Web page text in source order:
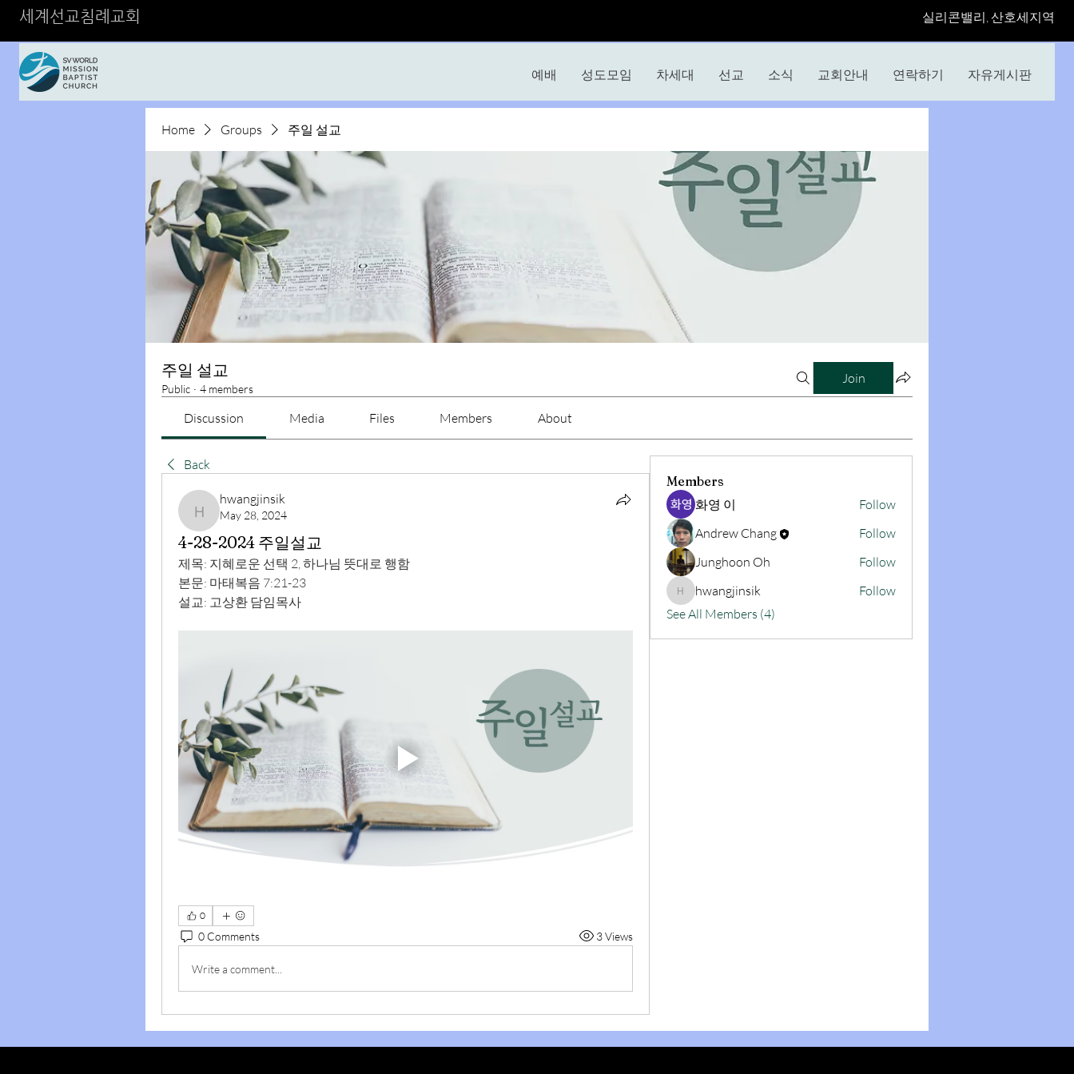
세계선교침례교회 ​실리콘밸리, 산호세지역
예배 성도모임 차세대 선교 소식 교회안내 연락하기 자유게시판
Home Groups 주일 설교
주일 설교
Public · 4 members
Join
Discussion Media Files Members About
Back
hwangjinsik
hwangjinsik
May 28, 2024
4-28-2024 주일설교
제목: 지혜로운 선택 2, 하나님 뜻대로 행함
본문: 마태복음 7:21-23
설교: 고상환 담임목사
0
0 Comments 3 Views
Write a comment...
Members
화영 이
Follow
Andrew Chang
Follow
Junghoon Oh
Follow
hwangjinsik
hwangjinsik
Follow
See All Members (4)